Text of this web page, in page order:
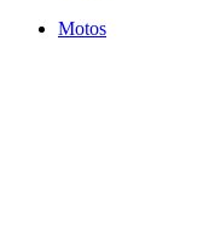
Motos